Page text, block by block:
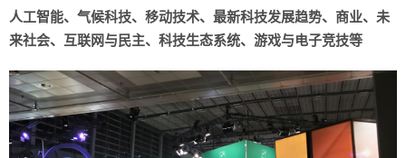
人工智能、气候科技、移动技术、最新科技发展趋势、商业、未
来社会、互联网与民主、科技生态系统、游戏与电子竞技等